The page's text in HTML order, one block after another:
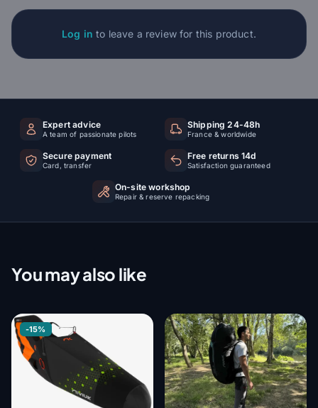
Log in to leave a review for this product.
Expert advice
A team of passionate pilots
Shipping 24-48h
France & worldwide
Secure payment
Card, transfer
Free returns 14d
Satisfaction guaranteed
On-site workshop
Repair & reserve repacking
You may also like
-15%